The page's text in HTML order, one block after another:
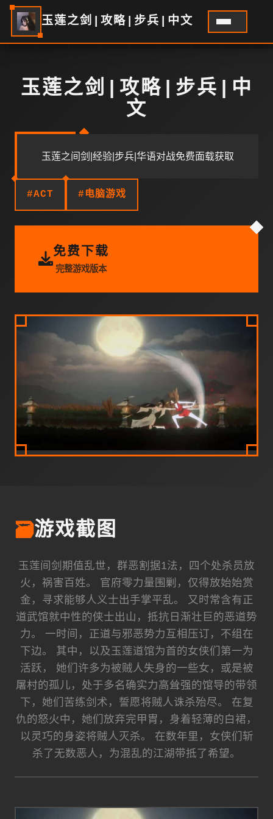
玉莲之剑|攻略|步兵|中文
玉莲之剑|攻略|步兵|中
文
玉莲之间剑|经验|步兵|华语对战免费面载获取
#ACT #电脑游戏
免费下载
完整游戏版本
🗃️游戏截图
玉莲间剑期值乱世，群恶割据1法，四个处杀员放
火，祸害百姓。 官府零力量围剿，仅得放始始赏
金，寻求能够人义士出手掌平乱。 又时常含有正
道武馆就中性的侠士出山，抵抗日渐壮巨的恶道势
力。 一时间，正道与邪恶势力互相压订，不组在
下边。 其中，以及玉莲道馆为首的女侠们第一为
活跃， 她们许多为被贼人失身的一些女，或是被
屠村的孤儿，处于多名确实力高耸强的馆导的带领
下，她们苦练剑术，誓愿将贼人诛杀殆尽。 在复
仇的怒火中，她们放弃完甲胄，身着轻薄的白裙，
以灵巧的身姿将贼人灭杀。 在数年里，女侠们斩
杀了无数恶人，为混乱的江湖带抵了希望。